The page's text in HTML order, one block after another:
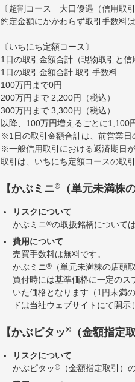
〔超割コース 大口優遇（信用取
約定金額にかかわらず取引手数料
〔いちにち定額コース〕
1日の取引金額合計（現物取引と
1日の取引金額合計 取引手数料
100万円まで0円
200万円まで 2,200円（税込）
300万円まで 3,300円（税込）
以降、100万円増えるごとに1,100
※1日の取引金額合計は、前営業日
※一般信用取引における返済期日
取引は、いちにち定額コースの取
【かぶミニ® （単元未満株
リスクについて
かぶミニ®の取扱銘柄について
費用について
売買手数料は無料です。
かぶミニ®
（単元未満株の店頭
買付時には基準価格に一定の
いた価格となります（1円未満
ドは当社ウェブサイトにて開
【かぶピタッ® （金額指定
リスクについて
かぶピタッ®
（金額指定取引）